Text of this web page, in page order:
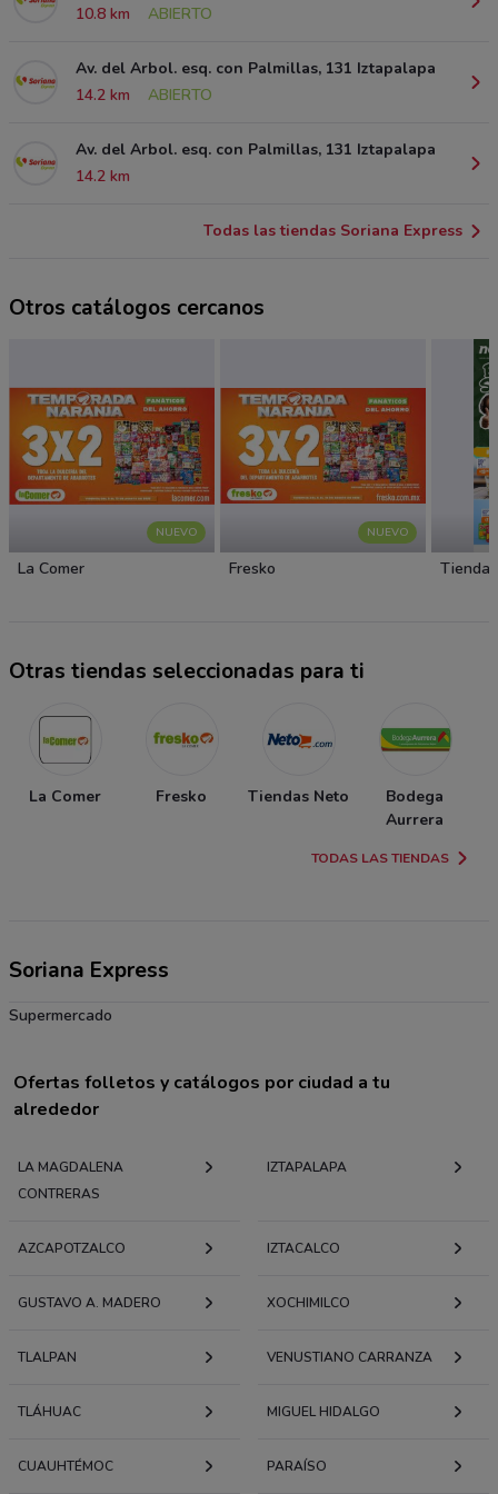
10.8 km
ABIERTO
Av. del Arbol. esq. con Palmillas, 131 Iztapalapa
14.2 km
ABIERTO
Av. del Arbol. esq. con Palmillas, 131 Iztapalapa
14.2 km
Todas las tiendas Soriana Express
Otros catálogos cercanos
NUEVO
La Comer
NUEVO
Fresko
Otras tiendas seleccionadas para ti
La Comer Fresko Tiendas Neto
Bodega
Aurrera
TODAS LAS TIENDAS
Soriana Express
Supermercado
Ofertas folletos y catálogos por ciudad a tu
alrededor
LA MAGDALENA
CONTRERAS
IZTAPALAPA
AZCAPOTZALCO IZTACALCO
GUSTAVO A. MADERO XOCHIMILCO
TLALPAN VENUSTIANO CARRANZA
TLÁHUAC MIGUEL HIDALGO
CUAUHTÉMOC PARAÍSO